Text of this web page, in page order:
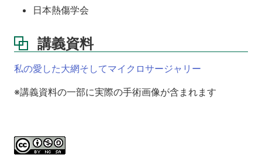
日本熱傷学会
講義資料
私の愛した大網そしてマイクロサージャリー
※講義資料の一部に実際の手術画像が含まれます